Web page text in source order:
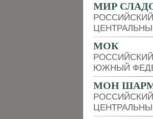
МИР
МОК
ЮЖНЫЙ
МОН